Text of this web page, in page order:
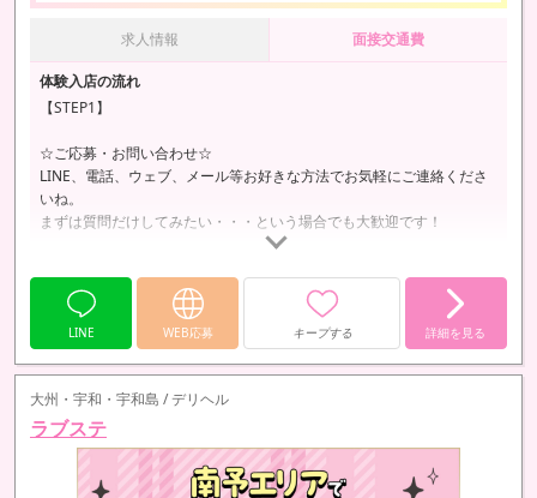
求人情報 面接交通費
体験入店の流れ
【STEP1】
☆ご応募・お問い合わせ☆
LINE、電話、ウェブ、メール等お好きな方法でお気軽にご連絡くださ
いね。
まずは質問だけしてみたい・・・という場合でも大歓迎です！
☆面接☆
即日の面接もOK！
当日都合が悪くなってしまっても、
日時の変更ができますのでご安心ください。…
LINE WEB応募 キープする 詳細を見る
大州・宇和・宇和島 / デリヘル
ラブステ